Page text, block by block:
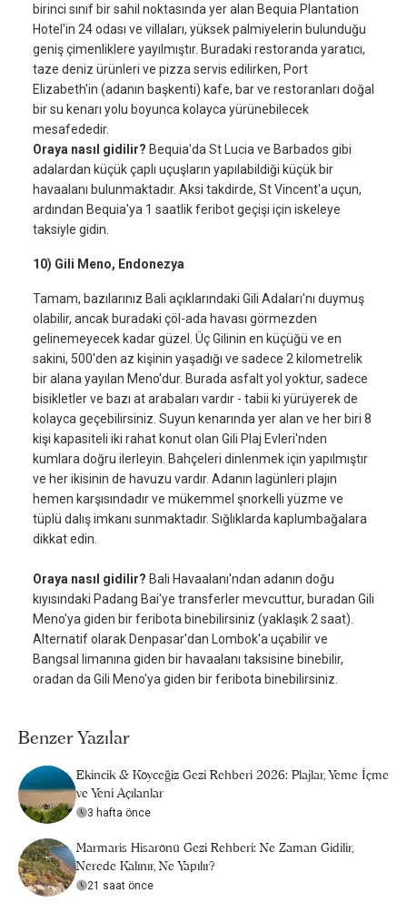
birinci sınıf bir sahil noktasında yer alan Bequia Plantation
Hotel'in 24 odası ve villaları, yüksek palmiyelerin bulunduğu
geniş çimenliklere yayılmıştır. Buradaki restoranda yaratıcı,
taze deniz ürünleri ve pizza servis edilirken, Port
Elizabeth'in (adanın başkenti) kafe, bar ve restoranları doğal
bir su kenarı yolu boyunca kolayca yürünebilecek
mesafededir.
Oraya nasıl gidilir? Bequia'da St Lucia ve Barbados gibi
adalardan küçük çaplı uçuşların yapılabildiği küçük bir
havaalanı bulunmaktadır. Aksi takdirde, St Vincent'a uçun,
ardından Bequia'ya 1 saatlik feribot geçişi için iskeleye
taksiyle gidin.
10) Gili Meno, Endonezya
Tamam, bazılarınız Bali açıklarındaki Gili Adaları'nı duymuş
olabilir, ancak buradaki çöl-ada havası görmezden
gelinemeyecek kadar güzel. Üç Gilinin en küçüğü ve en
sakini, 500'den az kişinin yaşadığı ve sadece 2 kilometrelik
bir alana yayılan Meno'dur. Burada asfalt yol yoktur, sadece
bisikletler ve bazı at arabaları vardır - tabii ki yürüyerek de
kolayca geçebilirsiniz. Suyun kenarında yer alan ve her biri 8
kişi kapasiteli iki rahat konut olan Gili Plaj Evleri'nden
kumlara doğru ilerleyin. Bahçeleri dinlenmek için yapılmıştır
ve her ikisinin de havuzu vardır. Adanın lagünleri plajın
hemen karşısındadır ve mükemmel şnorkelli yüzme ve
tüplü dalış imkanı sunmaktadır. Sığlıklarda kaplumbağalara
dikkat edin.
Oraya nasıl gidilir? Bali Havaalanı'ndan adanın doğu
kıyısındaki Padang Bai'ye transferler mevcuttur, buradan Gili
Meno'ya giden bir feribota binebilirsiniz (yaklaşık 2 saat).
Alternatif olarak Denpasar'dan Lombok'a uçabilir ve
Bangsal limanına giden bir havaalanı taksisine binebilir,
oradan da Gili Meno'ya giden bir feribota binebilirsiniz.
Benzer Yazılar
Ekincik & Köyceğiz Gezi Rehberi 2026: Plajlar, Yeme İçme
ve Yeni Açılanlar
3 hafta önce
Marmaris Hisarönü Gezi Rehberi: Ne Zaman Gidilir,
Nerede Kalınır, Ne Yapılır?
21 saat önce